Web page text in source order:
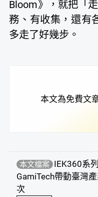
Bloom》，就把「
務、有收集，還有
多走了好幾步。
本文為免費文
本文檔案 IEK360系
GamiTech帶動臺灣
次